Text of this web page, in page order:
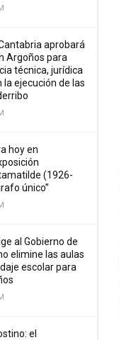
aprobará
Argoños para
técnica, jurídica
la ejecución de las
hoy en
(1926-
único”
al Gobierno de
elimine las aulas
escolar para
el